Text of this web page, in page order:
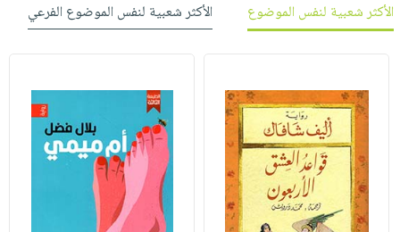
الأكثر شعبية لنفس الموضوع
الأكثر شعبية لنفس الموضوع الفرعي